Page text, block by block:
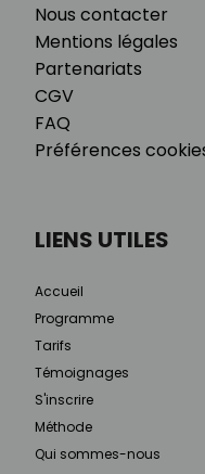
Nous contacter
Mentions légales
Partenariats
CGV
FAQ
Préférences
LIENS UTILES
Accueil
Programme
Tarifs
Témoignages
S'inscrire
Méthode
Qui sommes-nous